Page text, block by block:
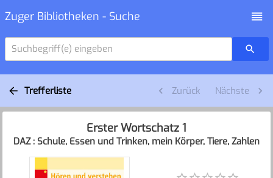
Zuger Bibliotheken - Suche
Suchbegriff(e) eingeben
Trefferliste Zurück Nächste
Erster Wortschatz 1
DAZ : Schule, Essen und Trinken, mein Körper, Tiere, Zahlen